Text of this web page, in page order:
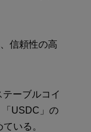
信頼性の高
ーブルコイ
USDC」の
いる。